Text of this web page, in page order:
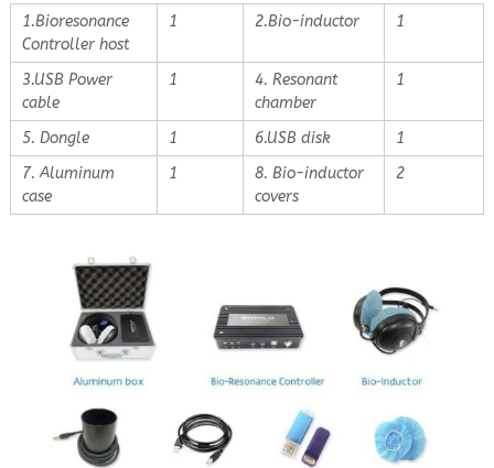
1.Bioresonance
Controller host
1 2.Bio-inductor 1
3.USB Power
cable
1
4. Resonant
chamber
1
5. Dongle 1 6.USB disk
1
7. Aluminum
case
1
8. Bio-inductor
covers
2